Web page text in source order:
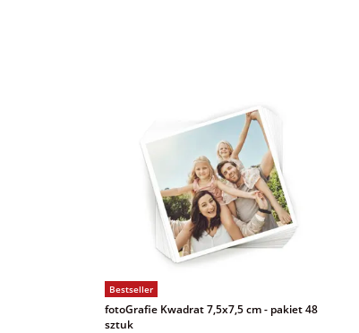
Bestseller
fotoGrafie Kwadrat 7,5x7,5 cm - pakiet 48
sztuk